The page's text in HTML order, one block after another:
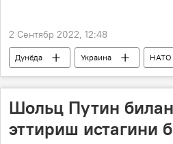
2 Сентябр 2022, 12:48
Дунёда Украина НАТО
Шольц Путин
эттириш истагини